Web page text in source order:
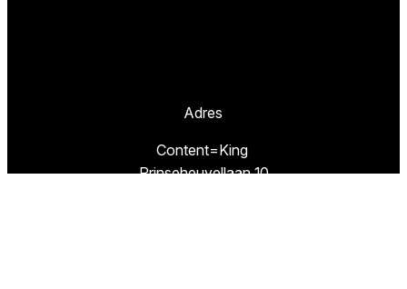
Adres
Content=King
Prinseheuvellaan 10